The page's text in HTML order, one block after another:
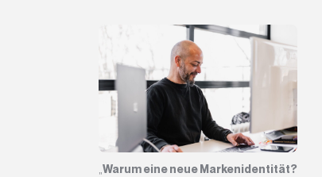
Warum eine neue Markenidentität?